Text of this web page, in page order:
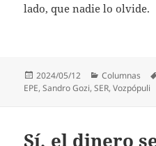
lado, que nadie lo olvide.
Publicado
el
2024/05/12 Categorías
Columnas
EPE,Sandro Gozi,SER,Vozpópuli
Sí, el dinero